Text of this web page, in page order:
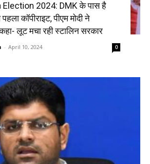
Election 2024: DMK के पास है
कॉपीराइट, पीएम मोदी ने
लूट मचा रही स्टालिन सरकार
- April 10, 2024 0